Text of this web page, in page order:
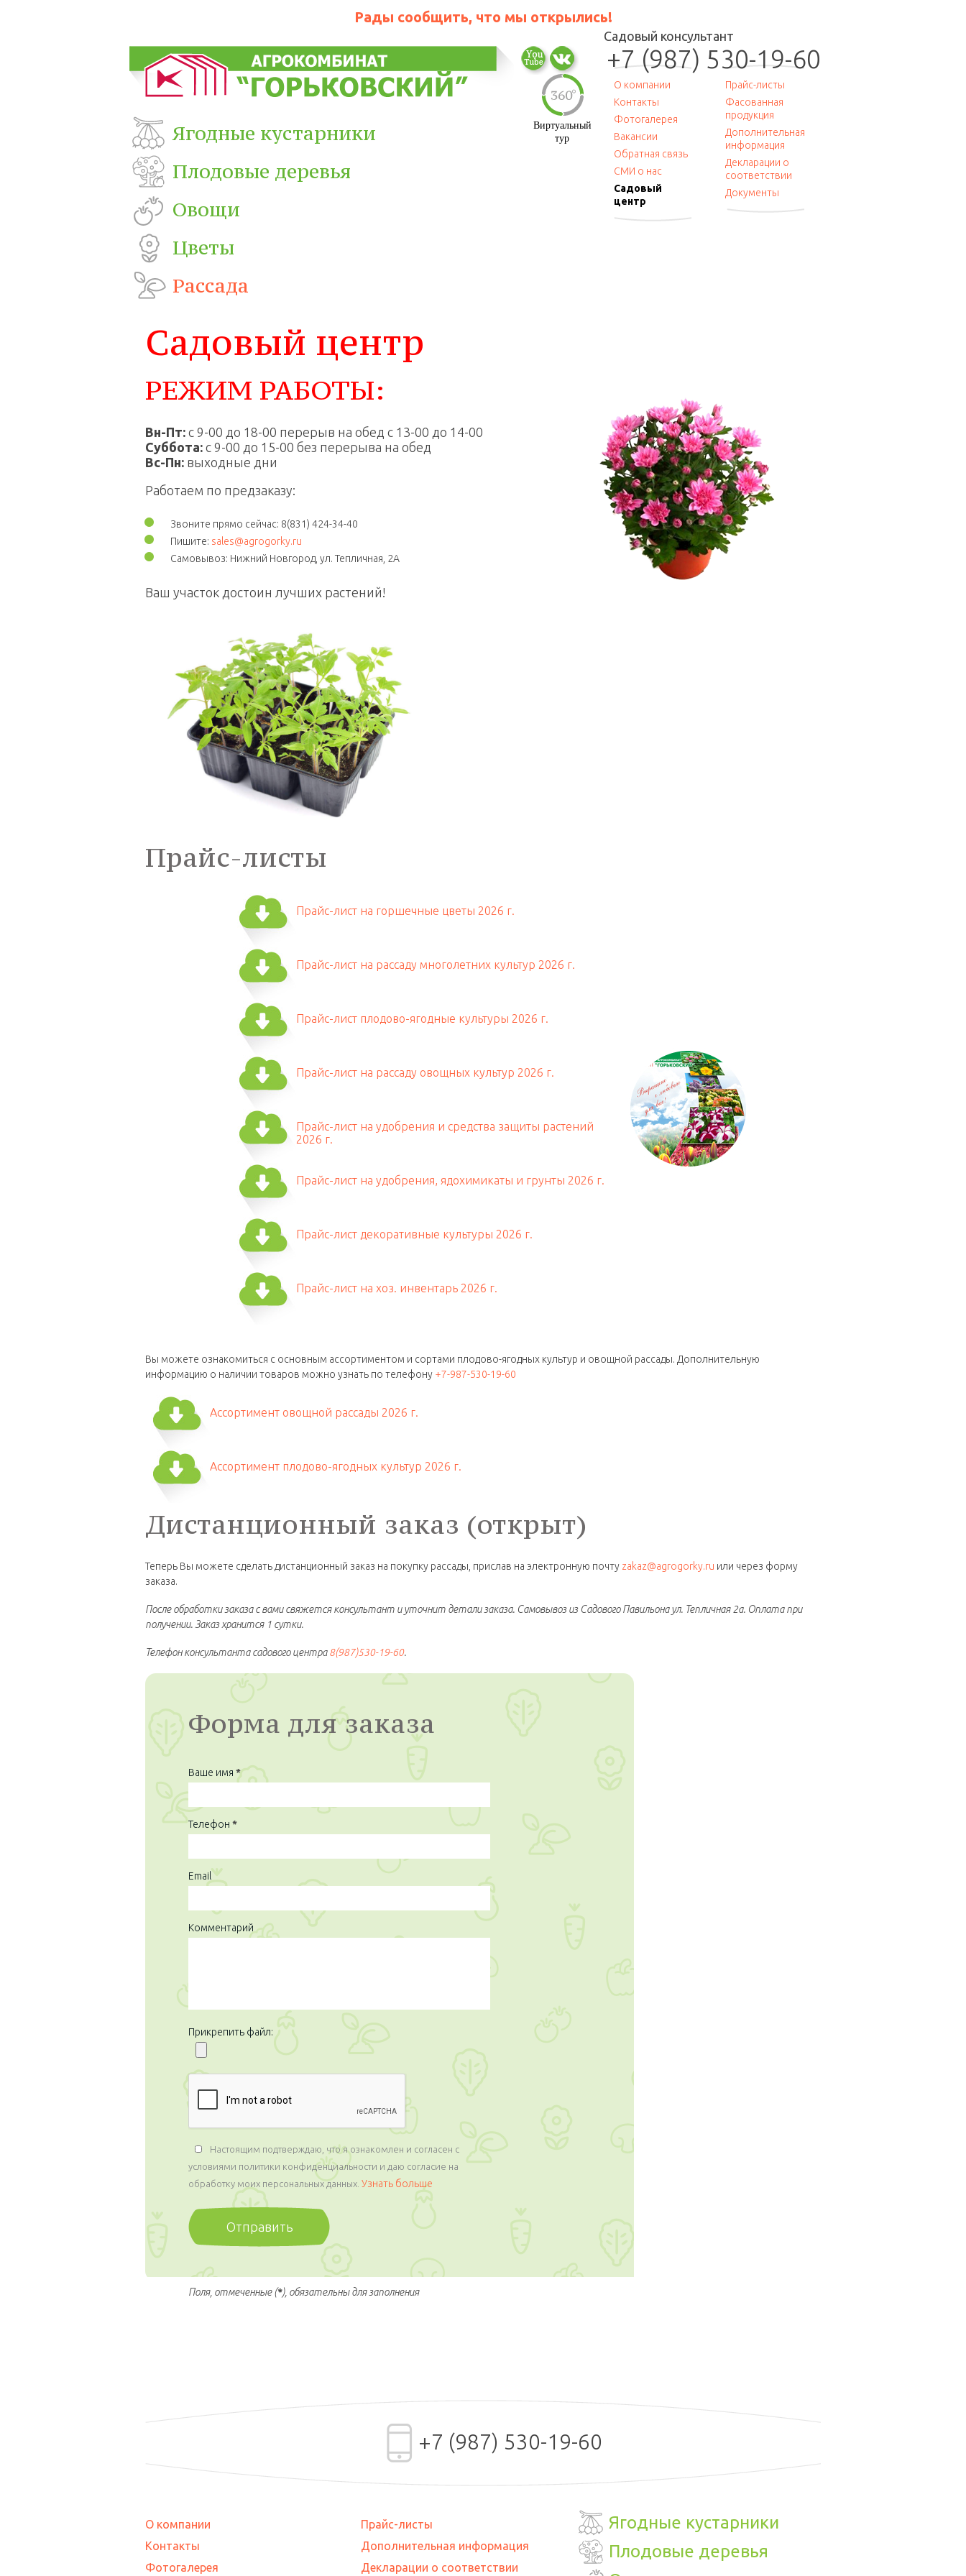
Рады сообщить, что мы открылись!
Садовый консультант
+7 (987) 530-19-60
Ягодные кустарники
Плодовые деревья
Овощи
Цветы
Рассада
Садовый центр
РЕЖИМ РАБОТЫ:
Вн-Пт: с 9-00 до 18-00 перерыв на обед с 13-00 до 14-00
Суббота: с 9-00 до 15-00 без перерыва на обед
Вс-Пн: выходные дни
Работаем по предзаказу:
Звоните прямо сейчас: 8(831) 424-34-40
Пишите: sales@agrogorky.ru
Самовывоз: Нижний Новгород, ул. Тепличная, 2А
Ваш участок достоин лучших растений!
Прайс-листы
Прайс-лист на горшечные цветы 2026 г.
Прайс-лист на рассаду многолетних культур 2026 г.
Прайс-лист плодово-ягодные культуры 2026 г.
Прайс-лист на рассаду овощных культур 2026 г.
Прайс-лист на удобрения и средства защиты растений
2026 г.
Прайс-лист на удобрения, ядохимикаты и грунты 2026 г.
Прайс-лист декоративные культуры 2026 г.
Прайс-лист на хоз. инвентарь 2026 г.
Вы можете ознакомиться с основным ассортиментом и сортами плодово-ягодных культур и овощной рассады. Дополнительную
информацию о наличии товаров можно узнать по телефону +7-987-530-19-60
Ассортимент овощной рассады 2026 г.
Ассортимент плодово-ягодных культур 2026 г.
Дистанционный заказ (открыт)
Теперь Вы можете сделать дистанционный заказ на покупку рассады, прислав на электронную почту zakaz@agrogorky.ru или через форму
заказа.
После обработки заказа с вами свяжется консультант и уточнит детали заказа. Самовывоз из Садового Павильона ул. Тепличная 2а. Оплата при
получении. Заказ хранится 1 сутки.
Телефон консультанта садового центра8(987)530-19-60.
Форма для заказа
Ваше имя *
Телефон *
Email
Комментарий
Прикрепить файл:
Настоящим подтверждаю, что я ознакомлен и согласен с
условиями политики конфиденциальности и даю согласие на
обработку моих персональных данных. Узнать больше
Поля, отмеченные (*), обязательны для заполнения
О компании
Контакты
Фотогалерея
Вакансии
Обратная связь
СМИ о нас
Садовый
центр
Прайс-листы
Фасованная
продукция
Дополнительная
информация
Декларации о
соответствии
Документы
Виртуальный
тур
+7 (987) 530-19-60
О компании
Контакты
Фотогалерея
Прайс-листы
Дополнительная информация
Декларации о соответствии
Ягодные кустарники
Плодовые деревья